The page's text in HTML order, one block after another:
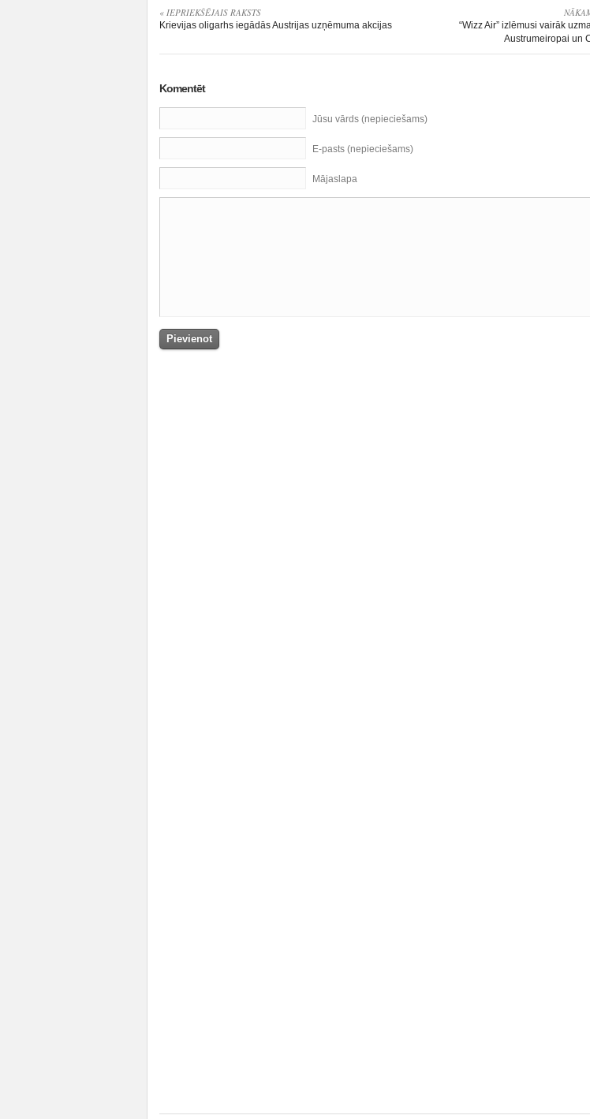
« IEPRIEKŠĒJAIS RAKSTS
Krievijas oligarhs iegādās Austrijas uzņēmuma akcijas
“Wizz Air” izlēmusi vairāk
Austrumeiropai un
Komentēt
Jūsu vārds (nepieciešams)
E-pasts (nepieciešams)
Mājaslapa